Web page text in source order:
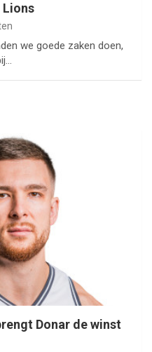
Lions
we goede zaken doen,
Donar de winst